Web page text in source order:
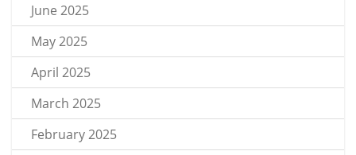
June 2025
May 2025
April 2025
March 2025
February 2025